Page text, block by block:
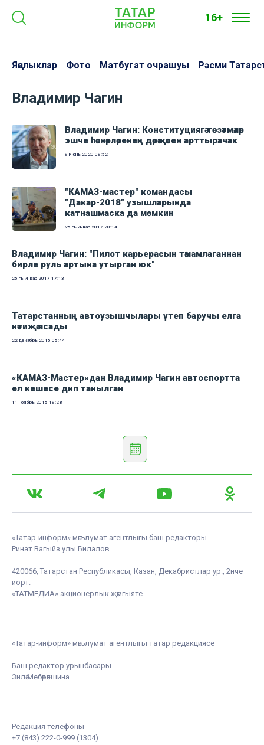
16+
Яңалыклар Фото Матбугат очрашуы Рәсми
Владимир Чагин
Владимир Чагин: Конституциягә төзәтмәләр
эшче һөнәрләренең дәрәҗәсен арттырачак
9 июнь 2020 09:52
"КАМАЗ-мастер" командасы
"Дакар-2018" узышларында
катнашмаска да мөмкин
26 гыйнвар 2017 20:14
Владимир Чагин: "Пилот карьерасын тәмамлаганнан
бирле руль артына утырган юк"
26 гыйнвар 2017 17:13
Татарстанның автоузышчылары үтеп баручы елга
нәтиҗә ясады
22 декабрь 2016 06:44
«КАМАЗ-Мастер»дан Владимир Чагин автоспортта
ел кешесе дип танылган
11 ноябрь 2016 19:28
«Татар-информ» мәгълүмат агентлыгы баш редакторы
Ринат Вагыйз улы Билалов
420066, Татарстан Республикасы, Казан, Декабристлар ур., 2нче
йорт.
«ТАТМЕДИА» акционерлык җәмгыяте
«Татар-информ» мәгълүмат агентлыгы татар редакциясе
Баш редактор урынбасары
Зилә Мөбәрәкшина
Редакция телефоны
+7 (843) 222-0-999 (1304)